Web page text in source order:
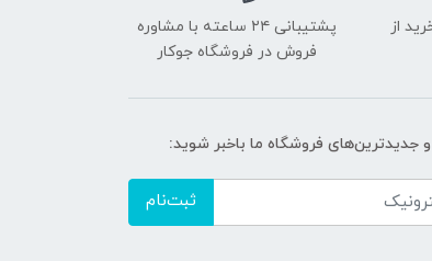
از
پشتیبانی ۲۴ ساعته با مشاوره
فروش در فروشگاه جوکار
جدیدترین‌های فروشگاه ما باخبر شوید:
ثبت‌نام